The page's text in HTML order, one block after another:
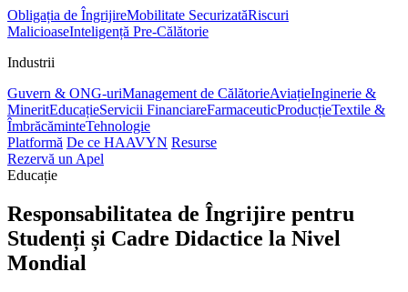
Obligația de ÎngrijireMobilitate SecurizatăRiscuri
MalicioaseInteligență Pre-Călătorie
Industrii
Guvern & ONG-uriManagement de CălătorieAviațieInginerie &
MineritEducațieServicii FinanciareFarmaceuticProducțieTextile &
ÎmbrăcăminteTehnologie
Platformă De ce HAAVYN Resurse
Rezervă un Apel
Educație
Responsabilitatea de Îngrijire pentru
Studenți și Cadre Didactice la Nivel
Mondial